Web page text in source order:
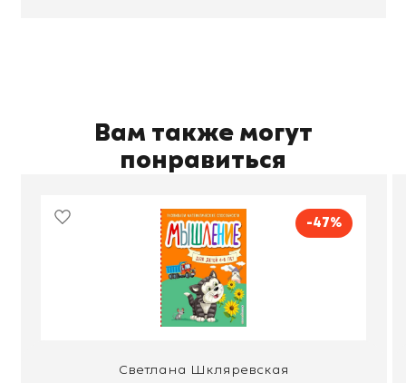
Вам также могут
понравиться
-47%
Светлана Шкляревская